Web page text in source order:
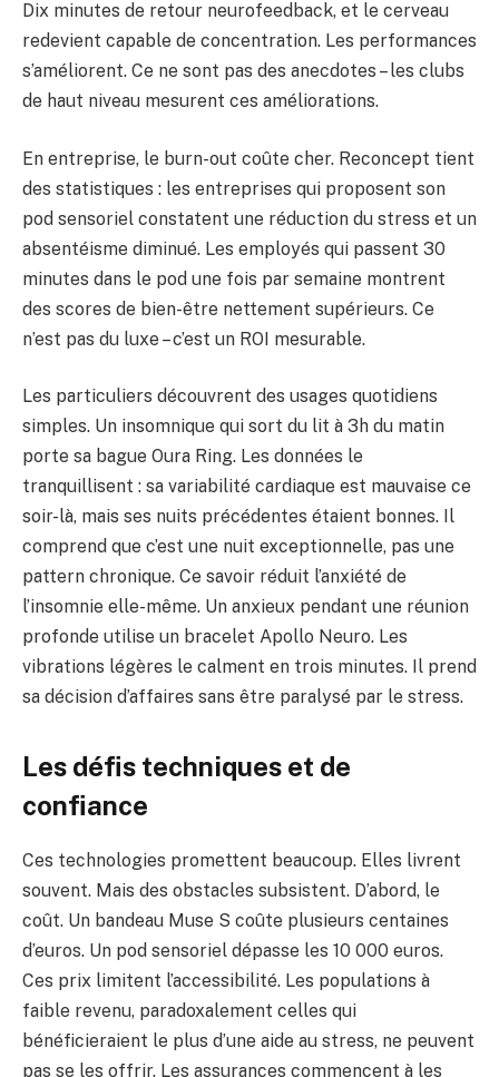
Dix minutes de retour neurofeedback, et le cerveau
redevient capable de concentration. Les performances
s’améliorent. Ce ne sont pas des anecdotes – les clubs
de haut niveau mesurent ces améliorations.
En entreprise, le burn-out coûte cher. Reconcept tient
des statistiques : les entreprises qui proposent son
pod sensoriel constatent une réduction du stress et un
absentéisme diminué. Les employés qui passent 30
minutes dans le pod une fois par semaine montrent
des scores de bien-être nettement supérieurs. Ce
n’est pas du luxe – c’est un ROI mesurable.
Les particuliers découvrent des usages quotidiens
simples. Un insomnique qui sort du lit à 3h du matin
porte sa bague Oura Ring. Les données le
tranquillisent : sa variabilité cardiaque est mauvaise ce
soir-là, mais ses nuits précédentes étaient bonnes. Il
comprend que c’est une nuit exceptionnelle, pas une
pattern chronique. Ce savoir réduit l’anxiété de
l’insomnie elle-même. Un anxieux pendant une réunion
profonde utilise un bracelet Apollo Neuro. Les
vibrations légères le calment en trois minutes. Il prend
sa décision d’affaires sans être paralysé par le stress.
Les défis techniques et de
confiance
Ces technologies promettent beaucoup. Elles livrent
souvent. Mais des obstacles subsistent. D’abord, le
coût. Un bandeau Muse S coûte plusieurs centaines
d’euros. Un pod sensoriel dépasse les 10 000 euros.
Ces prix limitent l’accessibilité. Les populations à
faible revenu, paradoxalement celles qui
bénéficieraient le plus d’une aide au stress, ne peuvent
pas se les offrir. Les assurances commencent à les